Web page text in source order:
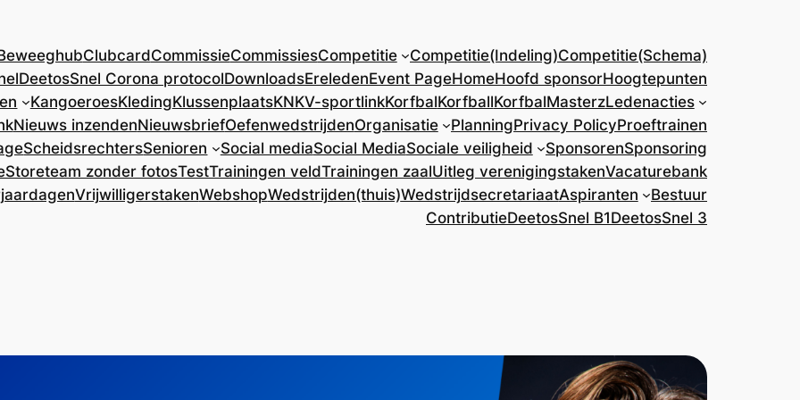
ClubcardCommissieCommissiesCompetitie Competitie(Indeling)Competitie(Schema)
DeetosSnel Corona protocolDownloadsEreledenEvent PageHomeHoofd sponsorHoogtepunten
KangoeroesKledingKlussenplaatsKNKV-sportlinkKorfbalKorfballKorfbalMasterzLedenacties
Nieuws inzendenNieuwsbriefOefenwedstrijdenOrganisatie PlanningPrivacy PolicyProeftrainen
ScheidsrechtersSenioren Social mediaSocial MediaSociale veiligheid SponsorenSponsoring
Storeteam zonder fotosTestTrainingen veldTrainingen zaalUitleg verenigingstakenVacaturebank
VrijwilligerstakenWebshopWedstrijden(thuis)WedstrijdsecretariaatAspiranten
Bestuur
ContributieDeetosSnel B1DeetosSnel 3